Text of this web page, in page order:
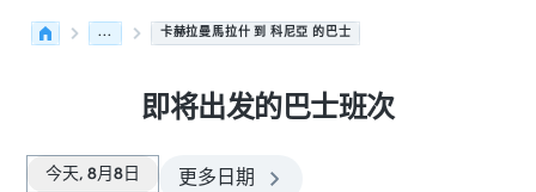
... 卡赫拉曼馬拉什 到 科尼亞 的巴士
即将出发的巴士班次
今天, 8月8日 更多日期